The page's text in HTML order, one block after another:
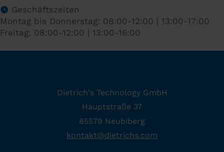
Geschäftszeiten
Montag bis Donnerstag: 08:00-12:00 | 13:00-17:00
Freitag: 08:00-12:00 | 13:00-16:00
Dietrich's Technology GmbH
Hauptstraße 37
85579 Neubiberg
kontakt@dietrichs.com